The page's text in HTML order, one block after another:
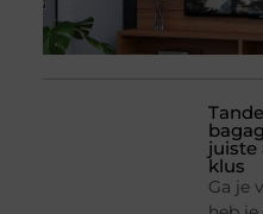
juiste
klus
Ga je